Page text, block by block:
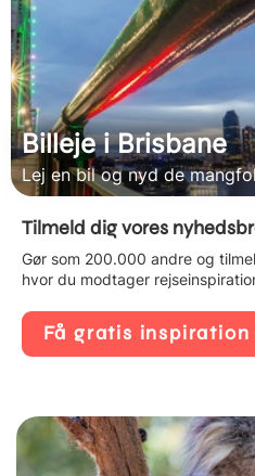
Billeje i Brisbane
Lej en bil og nyd de
Tilmeld dig vores
Gør som 200.000 andre og
hvor du modtager
Få gratis